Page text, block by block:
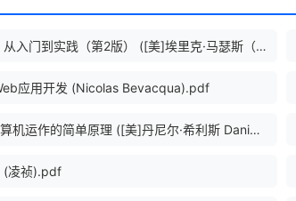
Python编程：从入门到实践（第2版） ([美]埃里克·马瑟斯（Eric Matthes）).pdf
应用开发 (Nicolas Bevacqua).pdf
通灵芯片：计算机运作的简单原理 ([美]丹尼尔·希利斯 Daniel Hillis 崔良沂(译)).pdf
(凌祯).pdf